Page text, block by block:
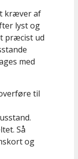
kræver af
lyst og
præcist ud
med
til
Så
og